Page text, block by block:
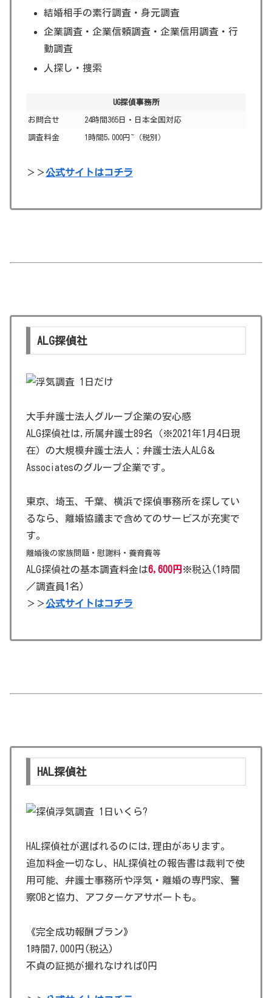
結婚相手の素行調査・身元調査
企業調査・企業信頼調査・企業信用調査・行
動調査
人探し・捜索
UG探偵事務所
お問合せ 24時間365日・日本全国対応
調査料金 1時間5,000円~（税別）
＞＞公式サイトはコチラ
ALG探偵社
大手弁護士法人グループ企業の安心感
ALG探偵社は,所属弁護士89名（※2021年1月4日現
在）の大規模弁護士法人；弁護士法人ALG＆
Associatesのグループ企業です。
東京、埼玉、千葉、横浜で探偵事務所を探してい
るなら、離婚協議まで含めてのサービスが充実で
す。
離婚後の家族問題・慰謝料・養育費等
ALG探偵社の基本調査料金は6,600円 ※税込(1時間
／調査員1名)
＞＞公式サイトはコチラ
HAL探偵社
HAL探偵社が選ばれるのには,理由があります。
追加料金一切なし、HAL探偵社の報告書は裁判で使
用可能、弁護士事務所や浮気・離婚の専門家、警
察OBと協力、アフターケアサポートも。
《完全成功報酬プラン》
1時間7,000円(税込)
不貞の証拠が撮れなければ0円